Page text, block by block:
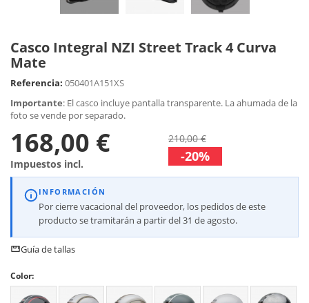
Casco Integral NZI Street Track 4 Curva
Mate
Referencia: 050401A151XS
Importante: El casco incluye pantalla transparente. La ahumada de la
foto se vende por separado.
168,00 €
Impuestos incl.
210,00 €
-20%
INFORMACIÓN
Por cierre vacacional del proveedor, los pedidos de este
producto se tramitarán a partir del 31 de agosto.
Guía de tallas
Color: